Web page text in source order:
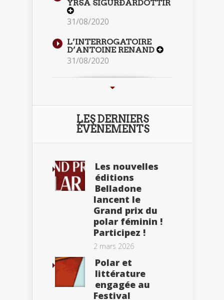
YRSA SIGURÐARDÓTTIR
31/08/2020
L’INTERROGATOIRE
D’ANTOINE RENAND
31/08/2020
LES DERNIERS
ÉVÈNEMENTS
Les nouvelles
éditions
Belladone
lancent le
Grand prix du
polar féminin !
Participez !
2 mars 2026
Polar et
littérature
engagée au
Festival